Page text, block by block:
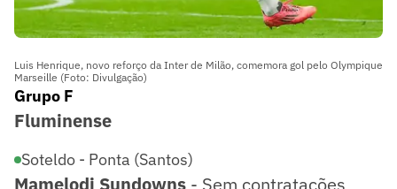
Luis Henrique, novo reforço da Inter de Milão, comemora gol pelo Olympique
Marseille (Foto: Divulgação)
Grupo F
Fluminense
Soteldo - Ponta (Santos)
Mamelodi Sundowns - Sem contratações